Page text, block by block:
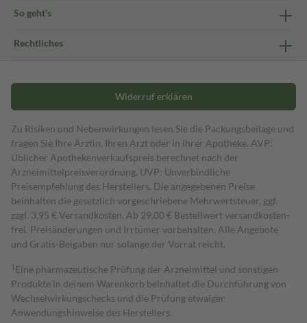
So geht's
Rechtliches
Widerruf erklären
Zu Risiken und Nebenwirkungen lesen Sie die Packungsbeilage und
fragen Sie Ihre Ärztin, Ihren Arzt oder in Ihrer Apotheke. AVP:
Üblicher Apothekenverkaufspreis berechnet nach der
Arzneimittelpreisverordnung. UVP: Unverbindliche
Preisempfehlung des Herstellers. Die angegebenen Preise
beinhalten die gesetzlich vorgeschriebene Mehrwertsteuer, ggf.
zzgl. 3,95 € Versandkosten. Ab 29,00 € Bestell­wert versand­kosten­
frei. Preisänderungen und Irrtümer vorbehalten. Alle Angebote
und Gratis-Beigaben nur solange der Vorrat reicht.
1 Eine pharmazeutische Prüfung der Arzneimittel und sonstigen
Produkte in deinem Warenkorb beinhaltet die Durchführung von
Wechselwirkungschecks und die Prüfung etwaiger
Anwendungshinweise des Herstellers.